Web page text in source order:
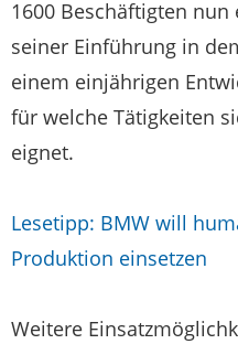
1600 Beschäftigten
seiner Einführung in
einem einjährigen
für welche Tätigkeiten
eignet.
Lesetipp: BMW will
Produktion einsetzen
Weitere